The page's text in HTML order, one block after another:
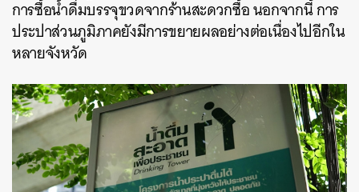
การซื้อน้ำดื่มบรรจุขวดจากร้านสะดวกซื้อ นอกจากนี้ การ
ประปาส่วนภูมิภาคยังมีการขยายผลอย่างต่อเนื่องไปอีกใน
หลายจังหวัด